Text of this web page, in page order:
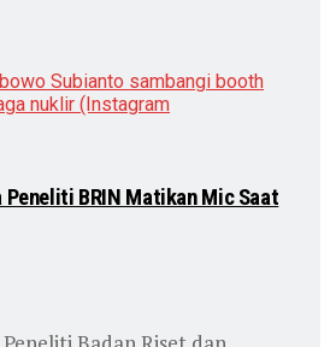
BRIN Matikan Mic Saat